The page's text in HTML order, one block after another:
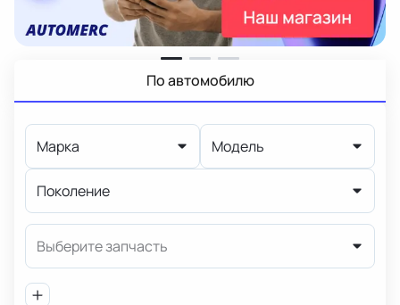
По автомобилю
Марка Модель
Поколение
Выберите запчасть